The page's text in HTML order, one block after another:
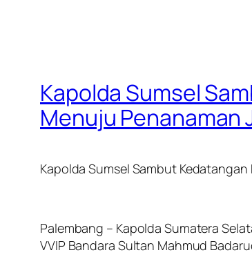
Kapolda Sumsel
Menuju Penanaman
Kapolda Sumsel Sambut
Palembang – Kapolda Sumatera
VVIP Bandara Sultan Mahmud